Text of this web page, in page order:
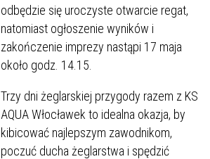
odbędzie się uroczyste otwarcie regat,
natomiast ogłoszenie wyników i
zakończenie imprezy nastąpi 17 maja
około godz. 14.15.
Trzy dni żeglarskiej przygody razem z KS
AQUA Włocławek to idealna okazja, by
kibicować najlepszym zawodnikom,
poczuć ducha żeglarstwa i spędzić